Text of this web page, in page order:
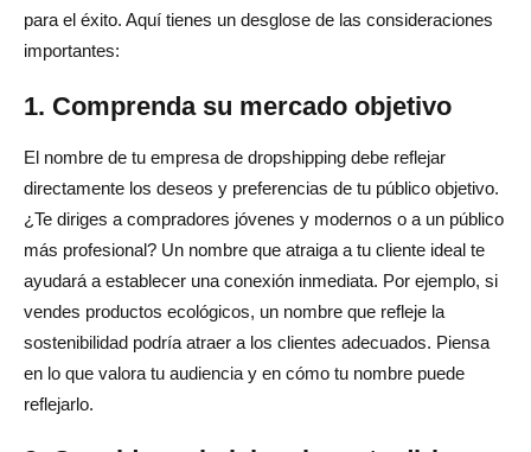
para el éxito. Aquí tienes un desglose de las consideraciones
importantes:
1. Comprenda su mercado objetivo
El nombre de tu empresa de dropshipping debe reflejar
directamente los deseos y preferencias de tu público objetivo.
¿Te diriges a compradores jóvenes y modernos o a un público
más profesional? Un nombre que atraiga a tu cliente ideal te
ayudará a establecer una conexión inmediata. Por ejemplo, si
vendes productos ecológicos, un nombre que refleje la
sostenibilidad podría atraer a los clientes adecuados. Piensa
en lo que valora tu audiencia y en cómo tu nombre puede
reflejarlo.